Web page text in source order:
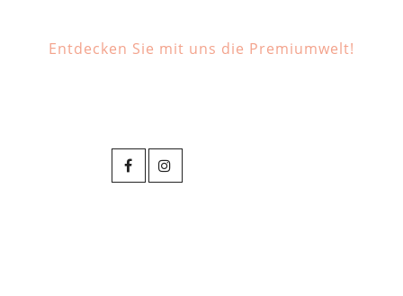
Entdecken Sie mit uns die Premiumwelt!